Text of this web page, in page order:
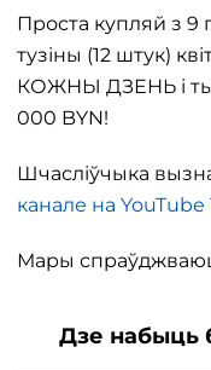
Проста купляй з 9
тузіны (12 штук)
КОЖНЫ ДЗЕНЬ і
000 BYN!
Шчасліўчыка
канале на YouTubе
Мары
Дзе набыць